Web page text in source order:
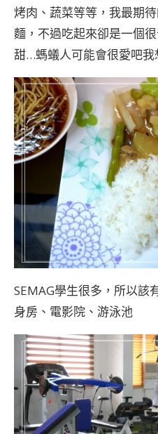
烤肉、蔬菜等等，我最期
麵，不過吃起來卻是一個
甜…螞蟻人可能會很愛吧我
SEMAG學生很多，所以該
身房、電影院、游泳池